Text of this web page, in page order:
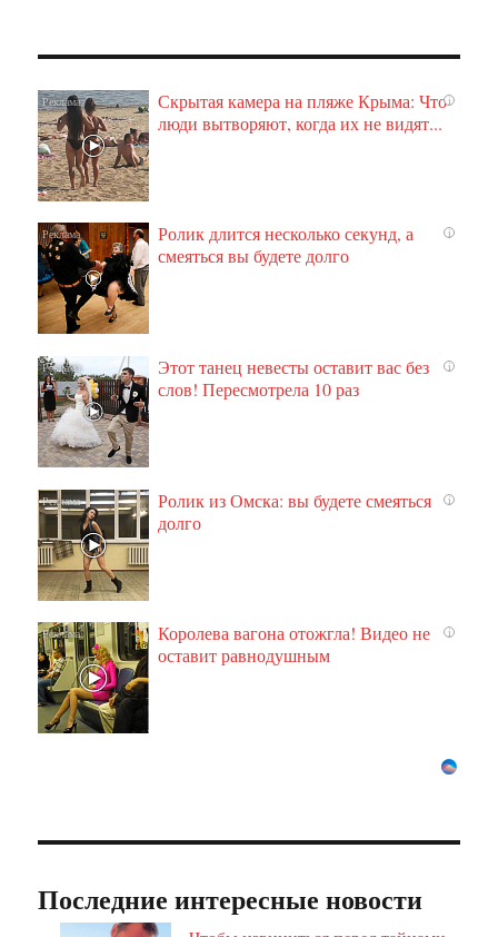
i
Скрытая камера на пляже Крыма: Что
люди вытворяют, когда их не видят...
i
Ролик длится несколько секунд, а
смеяться вы будете долго
i
Этот танец невесты оставит вас без
слов! Пересмотрела 10 раз
i
Ролик из Омска: вы будете смеяться
долго
i
Королева вагона отожгла! Видео не
оставит равнодушным
Последние интересные новости